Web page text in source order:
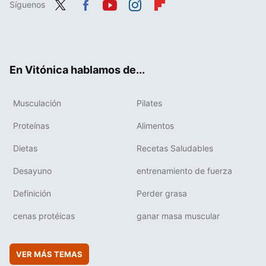
Síguenos
En Vitónica hablamos de...
Musculación Pilates
Proteínas Alimentos
Dietas Recetas Saludables
Desayuno entrenamiento de fuerza
Definición Perder grasa
cenas protéicas ganar masa muscular
VER MÁS TEMAS